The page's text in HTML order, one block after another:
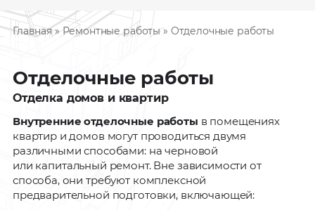
Главная»Ремонтные работы» Отделочные работы
Отделочные работы
Отделка домов и квартир
Внутренние отделочные работы в помещениях
квартир и домов могут проводиться двумя
различными способами: на черновой
или капитальный ремонт. Вне зависимости от
способа, они требуют комплексной
предварительной подготовки, включающей: